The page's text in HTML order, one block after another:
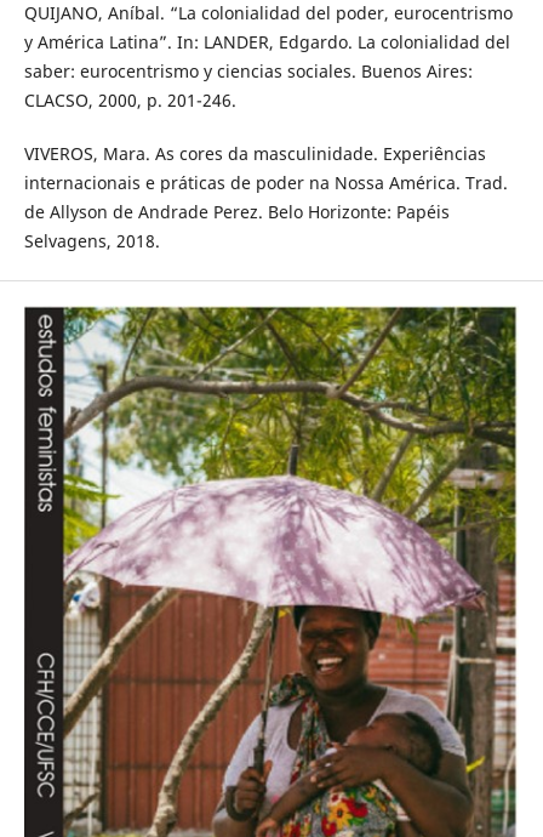
QUIJANO, Aníbal. “La colonialidad del poder, eurocentrismo
y América Latina”. In: LANDER, Edgardo. La colonialidad del
saber: eurocentrismo y ciencias sociales. Buenos Aires:
CLACSO, 2000, p. 201-246.
VIVEROS, Mara. As cores da masculinidade. Experiências
internacionais e práticas de poder na Nossa América. Trad.
de Allyson de Andrade Perez. Belo Horizonte: Papéis
Selvagens, 2018.